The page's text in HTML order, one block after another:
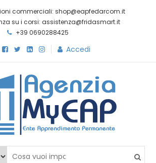
commerciali: shop@eapfedarcom.it
su i corsi: assistenza@fridasmart.it
+39 0690288425
Accedi